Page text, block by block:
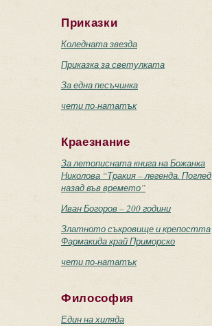
Приказки
Коледната звезда
Приказка за светулката
За една песъчинка
чети по-нататък
Краезнание
За летописната книга на Божанка
Николова “Тракия – легенда. Поглед
назад във времето”
Иван Богоров – 200 години
Златното съкровище и крепостта
Фармакида край Приморско
чети по-нататък
Философия
Един на хиляда